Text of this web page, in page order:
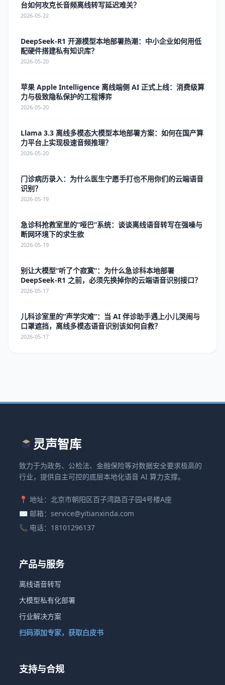
台如何攻克长音频离线转写延迟难关？
2026-05-22
DeepSeek-R1 开源模型本地部署热潮：中小企业如何用低
配硬件搭建私有知识库？
2026-05-20
苹果 Apple Intelligence 离线端侧 AI 正式上线：消费级算
力与极致隐私保护的工程博弈
2026-05-20
Llama 3.3 离线多模态大模型本地部署方案：如何在国产算
力平台上实现极速音频推理？
2026-05-20
门诊病历录入：为什么医生宁愿手打也不用你们的云端语音
识别？
2026-05-19
急诊科抢救室里的“哑巴”系统：谈谈离线语音转写在强噪与
断网环境下的求生欲
2026-05-19
别让大模型“听了个寂寞”：为什么急诊科本地部署
DeepSeek-R1 之前，必须先换掉你的云端语音识别接口？
2026-05-17
儿科诊室里的“声学灾难”：当 AI 伴诊助手遇上小儿哭闹与
口罩遮挡，离线多模态语音识别该如何自救？
2026-05-17
灵声智库
致力于为政务、公检法、金融保险等对数据安全要求极高的
行业，提供自主可控的底层本地化语音 AI 算力支撑。
📍 地址：北京市朝阳区百子湾路百子园4号楼A座
✉️ 邮箱：service@yitianxinda.com
📞 电话：18101296137
产品与服务
离线语音转写
大模型私有化部署
行业解决方案
扫码添加专家，获取白皮书
支持与合规